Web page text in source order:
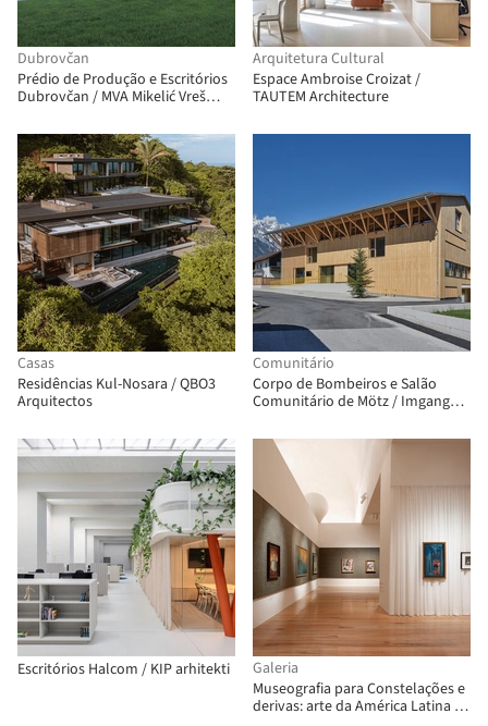
Dubrovčan
Prédio de Produção e Escritórios
Dubrovčan / MVA Mikelić Vreš
Arquitetura Cultural
Espace Ambroise Croizat /
TAUTEM Architecture
Casas
Residências Kul-Nosara / QBO3
Arquitectos
Comunitário
Corpo de Bombeiros e Salão
Comunitário de Mötz / Imgang
Escritórios Halcom / KIP arhitekti
Galeria
Museografia para Constelações e
derivas: arte da América Latina na